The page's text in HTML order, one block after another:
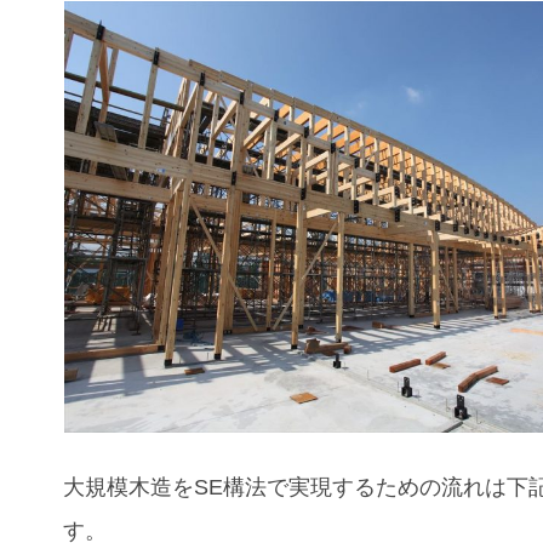
大規模木造をSE構法で実現するための流れは下
す。